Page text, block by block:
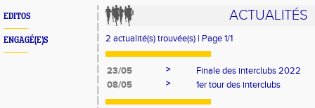
EDITOS
ENGAGÉ(E)S
ACTUALITÉS
2 actualité(s) trouvée(s) | Page 1/1
23/05 >
Finale des interclubs 2022
08/05
> 1er tour des interclubs